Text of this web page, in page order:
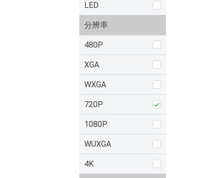
LED
分辨率
480P
XGA
WXGA
720P
1080P
WUXGA
4K